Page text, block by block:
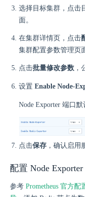
选择目标集群，点击
面。
在集群详情页，点击
集群配置参数管理页
点击批量修改参数 ，
设置 Enable Node-
Node Exporter 端口默
点击保存 ，确认启用
配置 Node
参考 Prometheus 官方配